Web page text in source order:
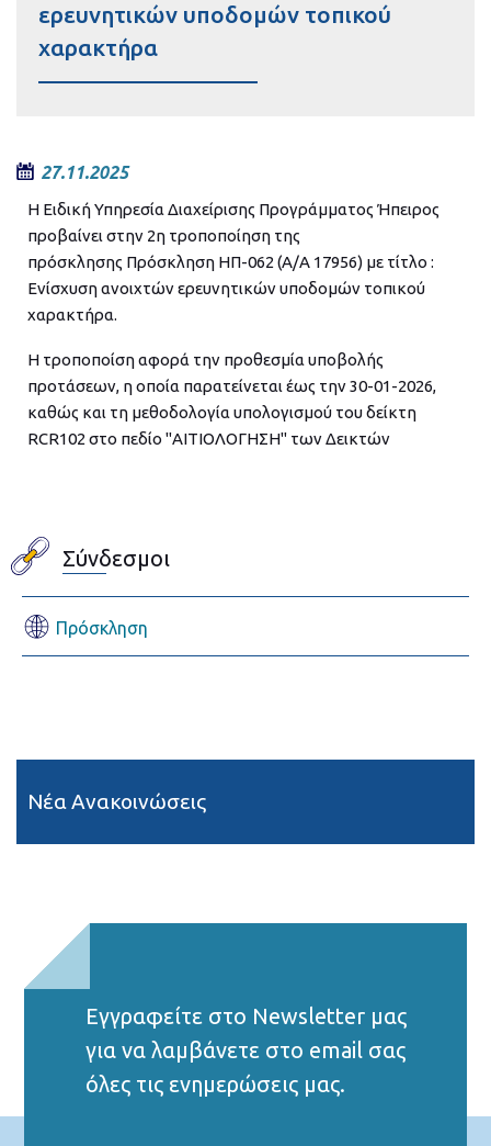
ερευνητικών υποδομών τοπικού
χαρακτήρα
27.11.2025
Η Ειδική Υπηρεσία Διαχείρισης Προγράμματος Ήπειρος
προβαίνει στην 2η τροποποίηση της
πρόσκλησης Πρόσκληση ΗΠ-062 (Α/Α 17956) με τίτλο :
Ενίσχυση ανοιχτών ερευνητικών υποδομών τοπικού
χαρακτήρα.
Η τροποποίση αφορά την προθεσμία υποβολής
προτάσεων, η οποία παρατείνεται έως την 30-01-2026,
καθώς και τη μεθοδολογία υπολογισμού του δείκτη
RCR102 στο πεδίο "ΑΙΤΙΟΛΟΓΗΣΗ" των Δεικτών
Σύνδεσμοι
Πρόσκληση
Νέα Ανακοινώσεις
Εγγραφείτε στο Νewsletter μας
για να λαμβάνετε στο email σας
όλες τις ενημερώσεις μας.